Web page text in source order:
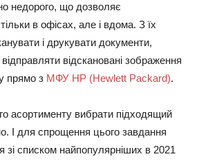
недорого, що дозволяє
в офісах, але і вдома. З їх
і друкувати документи,
відправляти відскановані зображення
прямо з МФУ HP (Hewlett Packard).
асортименту вибрати підходящий
І для спрощення цього завдання
зі списком найпопулярніших в 2021